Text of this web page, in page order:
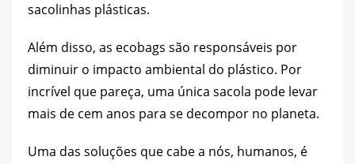
sacolinhas plásticas.
Além disso, as ecobags são responsáveis por
diminuir o impacto ambiental do plástico. Por
incrível que pareça, uma única sacola pode levar
mais de cem anos para se decompor no planeta.
Uma das soluções que cabe a nós, humanos, é